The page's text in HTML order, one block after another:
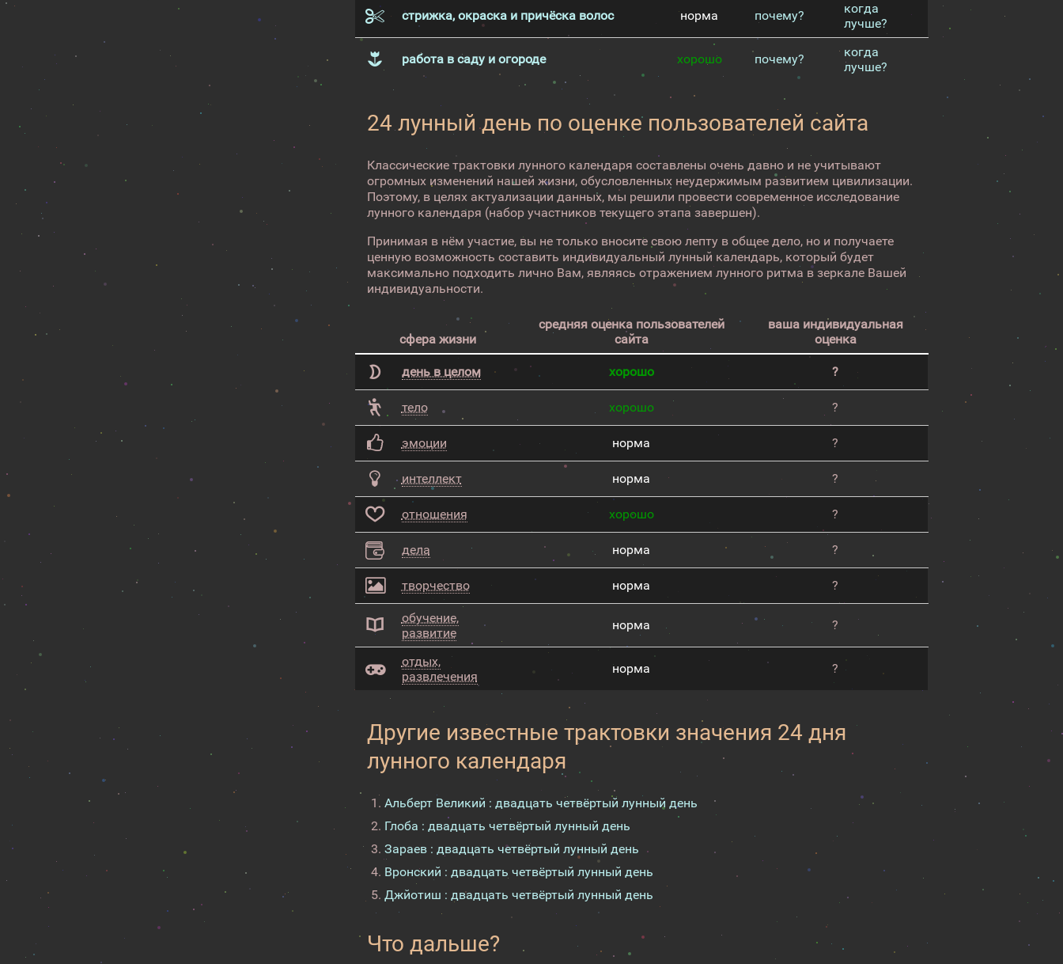
стрижка, окраска и причёска волос норма почему?
когда
лучше?
работа в саду и огороде хорошо почему?
когда
лучше?
24 лунный день по оценке пользователей сайта
Классические трактовки лунного календаря составлены очень давно и не учитывают
огромных изменений нашей жизни, обусловленных неудержимым развитием цивилизации.
Поэтому, в целях актуализации данных, мы решили провести современное исследование
лунного календаря (набор участников текущего этапа завершен).
Принимая в нём участие, вы не только вносите свою лепту в общее дело, но и получаете
ценную возможность составить индивидуальный лунный календарь, который будет
максимально подходить лично Вам, являясь отражением лунного ритма в зеркале Вашей
индивидуальности.
сфера жизни
средняя оценка пользователей
сайта
ваша индивидуальная
оценка
день в целом хорошо ?
тело хорошо ?
эмоции норма ?
интеллект норма ?
отношения хорошо ?
дела норма ?
творчество норма ?
обучение,
развитие
норма ?
отдых,
развлечения
норма ?
Другие известные трактовки значения 24 дня
лунного календаря
Альберт Великий : двадцать четвёртый лунный день
Глоба : двадцать четвёртый лунный день
Зараев : двадцать четвёртый лунный день
Вронский : двадцать четвёртый лунный день
Джйотиш : двадцать четвёртый лунный день
Что дальше?